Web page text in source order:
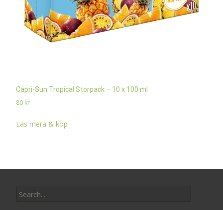
Capri-Sun Tropical Storpack – 10 x 100 ml
80 kr
Läs mera & köp
for: